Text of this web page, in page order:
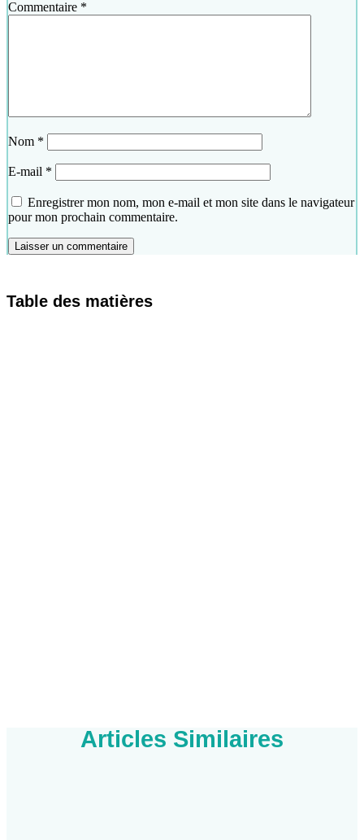
Commentaire *
Nom *
E-mail *
Enregistrer mon nom, mon e-mail et mon site dans le navigateur
pour mon prochain commentaire.
Table des matières
Articles Similaires